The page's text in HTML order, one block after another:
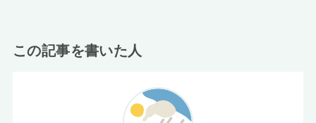
この記事を書いた人